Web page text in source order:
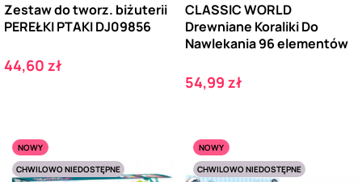
Zestaw do tworz. biżuterii
PEREŁKI PTAKI DJ09856
Cena
44,60 zł
CLASSIC WORLD
Drewniane Koraliki Do
Nawlekania 96 elementów
Cena
54,99 zł
NOWY
CHWILOWO NIEDOSTĘPNE
NOWY
CHWILOWO NIEDOSTĘPNE